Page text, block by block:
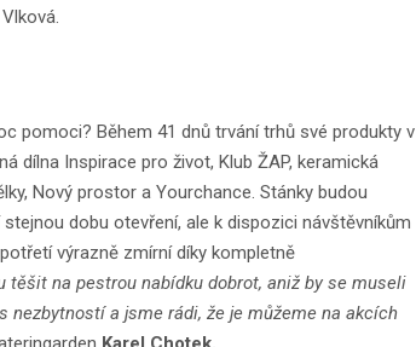
pomoci? Během 41 dnů trvání trhů své produkty v
dílna Inspirace pro život, Klub ŽAP, keramická
Nový prostor a Yourchance. Stánky budou
dobu otevření, ale k dispozici návštěvníkům
výrazně zmírní díky kompletně
těšit na pestrou nabídku dobrot, aniž by se museli
a jsme rádi, že je můžeme na akcích